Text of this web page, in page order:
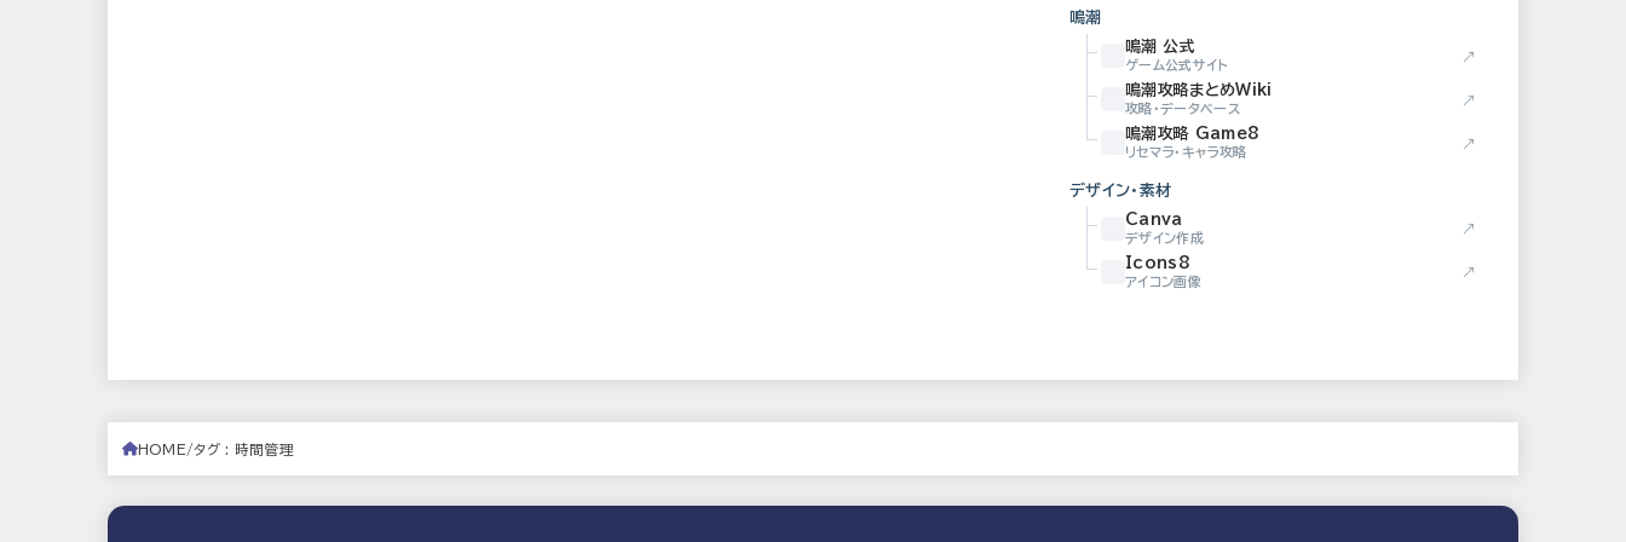
鳴潮
鳴潮 公式
ゲーム公式サイト
↗
鳴潮攻略まとめWiki
攻略・データベース
↗
鳴潮攻略 Game8
リセマラ・キャラ攻略
↗
デザイン・素材
Canva
デザイン作成
↗
Icons8
アイコン画像
↗
HOME タグ : 時間管理